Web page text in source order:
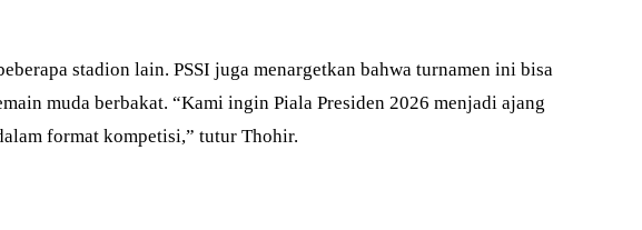
stadion lain. PSSI juga menargetkan bahwa turnamen ini bisa
muda berbakat. “Kami ingin Piala Presiden 2026 menjadi ajang
format kompetisi,” tutur Thohir.